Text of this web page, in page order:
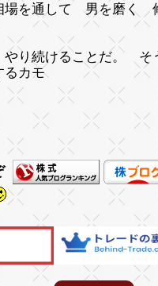
場を通して 男を磨く
り続けることだ。 そ
るカモ